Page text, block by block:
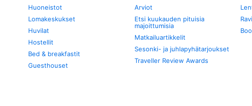
Huoneistot
Lomakeskukset
Huvilat
Hostellit
Bed & breakfastit
Guesthouset
Arviot
Etsi kuukauden pituisia
majoittumisia
Matkailuartikkelit
Sesonki- ja juhlapyhätarjoukset
Traveller Review Awards